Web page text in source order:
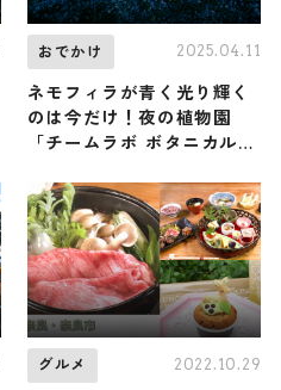
おでかけ 2025.04.11
ネモフィラが青く光り輝く
のは今だけ！夜の植物園
「チームラボ ボタニカルガ
グルメ 2022.10.29